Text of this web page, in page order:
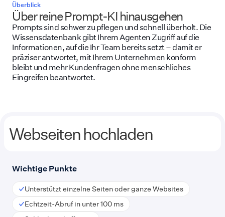
Überblick
Über reine Prompt-KI hinausgehen
Prompts sind schwer zu pflegen und schnell überholt. Die
Wissensdatenbank gibt Ihrem Agenten Zugriff auf die
Informationen, auf die Ihr Team bereits setzt – damit er
präziser antwortet, mit Ihrem Unternehmen konform
bleibt und mehr Kundenfragen ohne menschliches
Eingreifen beantwortet.
Webseiten hochladen
Wichtige Punkte
Unterstützt einzelne Seiten oder ganze Websites
Echtzeit-Abruf in unter 100 ms